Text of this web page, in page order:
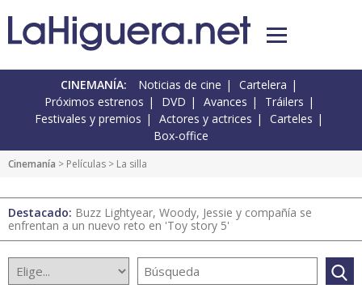
CINEMANÍA: Noticias de cine
Cartelera
Próximos estrenos
DVD Avances
Tráilers
Festivales y premios
Actores y actrices
Carteles
Box-office
Cinemanía > Películas > La silla
Destacado: Buzz Lightyear, Woody, Jessie y compañía se
enfrentan a un nuevo reto en 'Toy story 5'